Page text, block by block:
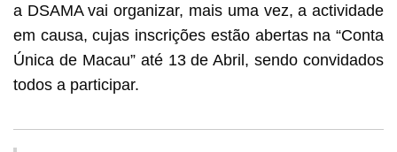
a DSAMA vai organizar, mais uma vez, a actividade
em causa, cujas inscrições estão abertas na “Conta
Única de Macau” até 13 de Abril, sendo convidados
todos a participar.